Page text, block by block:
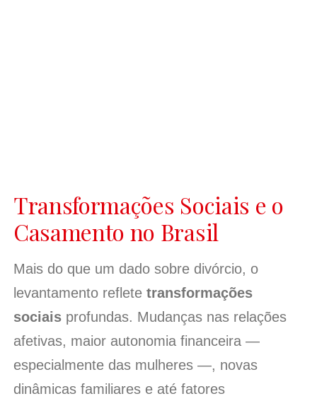
Transformações Sociais e o
Casamento no Brasil
Mais do que um dado sobre divórcio, o
levantamento reflete transformações
sociaisprofundas. Mudanças nas relações
afetivas, maior autonomia financeira —
especialmente das mulheres —, novas
dinâmicas familiares e até fatores